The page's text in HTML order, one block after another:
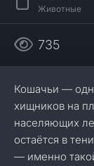
Животные
735
Кошачьи —
хищников на
населяющих
остаётся в
— именно